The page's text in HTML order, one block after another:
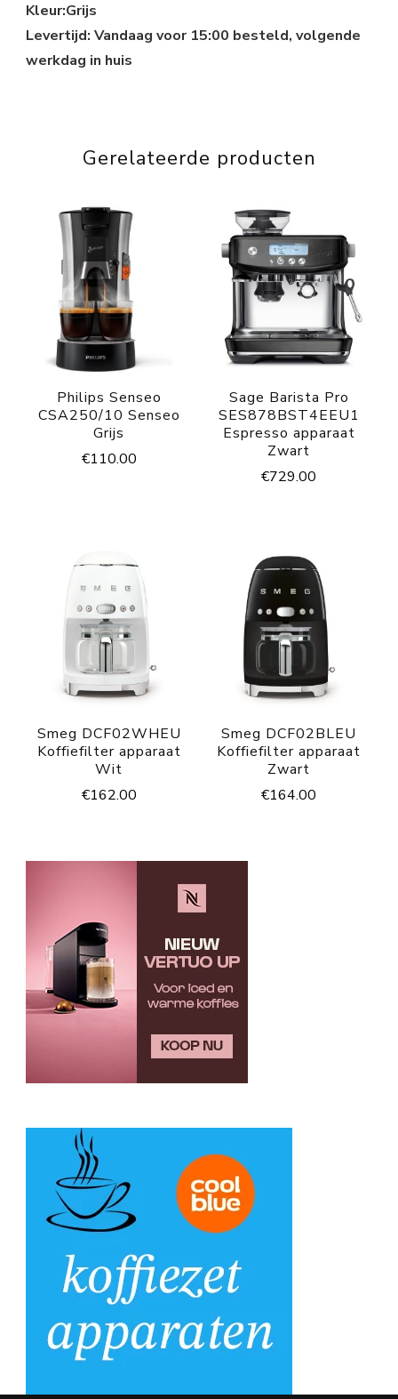
Kleur:Grijs
Levertijd: Vandaag voor 15:00 besteld, volgende
werkdag in huis
Gerelateerde producten
Philips Senseo
CSA250/10 Senseo
Grijs
€110.00
Sage Barista Pro
SES878BST4EEU1
Espresso apparaat
Zwart
€729.00
Smeg DCF02WHEU
Koffiefilter apparaat
Wit
€162.00
Smeg DCF02BLEU
Koffiefilter apparaat
Zwart
€164.00